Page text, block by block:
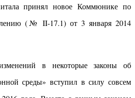
принял новое Коммюнике по
(№ II-17.1) от 3 января 2014
в некоторые законы об
среды» вступил в силу совсем